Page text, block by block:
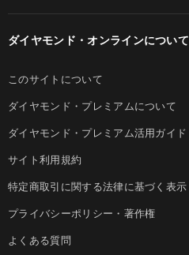
ダイヤモンド・オンラインについて
このサイトについて
ダイヤモンド・プレミアムについて
ダイヤモンド・プレミアム活用ガイド
サイト利用規約
特定商取引に関する法律に基づく表示
プライバシーポリシー・著作権
よくある質問